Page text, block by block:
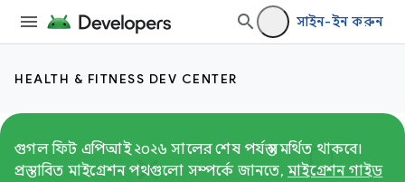
সাইন-ইন করুন
HEALTH & FITNESS DEV CENTER
গুগল ফিট এপিআই ২০২৬ সালের শেষ পর্যন্ত সমর্থিত থাকবে।
প্রস্তাবিত মাইগ্রেশন পথগুলো সম্পর্কে জানতে, মাইগ্রেশন গাইড